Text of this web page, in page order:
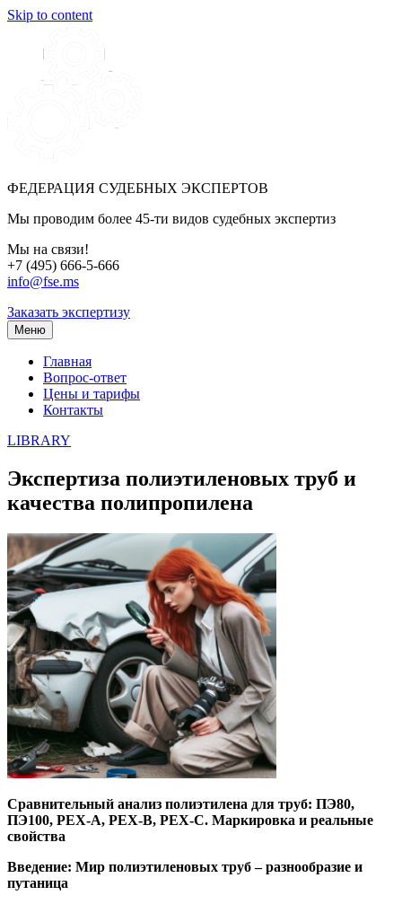
Skip to content
ФЕДЕРАЦИЯ СУДЕБНЫХ ЭКСПЕРТОВ
Мы проводим более 45-ти видов судебных экспертиз
Мы на связи!
+7 (495) 666-5-666
info@fse.ms
Заказать экспертизу
Меню
Главная
Вопрос-ответ
Цены и тарифы
Контакты
LIBRARY
Экспертиза полиэтиленовых труб и
качества полипропилена
Сравнительный анализ полиэтилена для труб: ПЭ80,
ПЭ100, PEX-A, PEX-B, PEX-C. Маркировка и реальные
свойства
Введение: Мир полиэтиленовых труб – разнообразие и
путаница